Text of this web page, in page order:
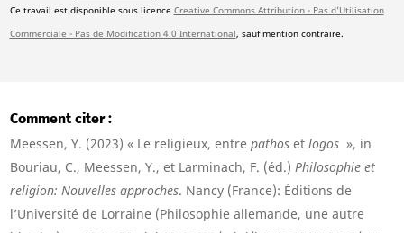
Ce travail est disponible sous licence Creative Commons Attribution - Pas d'Utilisation
Commerciale - Pas de Modification 4.0 International, sauf mention contraire.
Comment citer
Meessen, Y. (2023) « Le religieux, entre pathoset logos», in
Bouriau, C., Meessen, Y., et Larminach, F. (éd.) Philosophie et
religion: Nouvelles approches. Nancy (France): Éditions de
l’Université de Lorraine (Philosophie allemande, une autre